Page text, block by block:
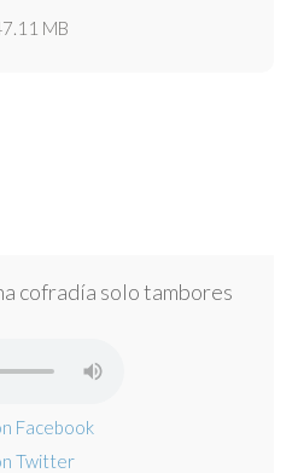
MB
cofradía solo tambores